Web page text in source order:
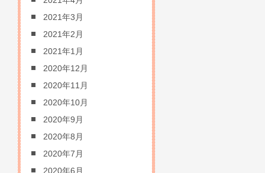
2021年3月
2021年2月
2021年1月
2020年12月
2020年11月
2020年10月
2020年9月
2020年8月
2020年7月
2020年6月